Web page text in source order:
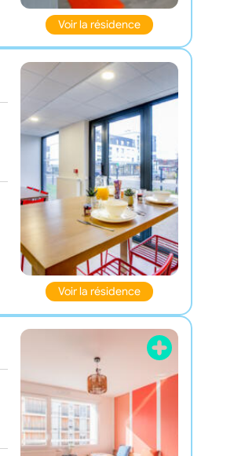
Voir la résidence
Voir la résidence